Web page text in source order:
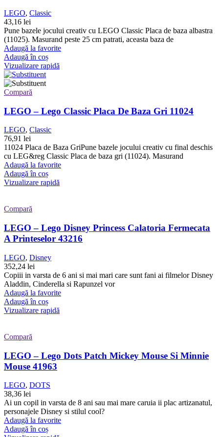
LEGO, Classic
43,16 lei
Pune bazele jocului creativ cu LEGO Classic Placa de baza albastra
(11025). Masurand peste 25 cm patrati, aceasta baza de
Adaugă la favorite
Adaugă în coș
Vizualizare rapidă
Compară
LEGO – Lego Classic Placa De Baza Gri 11024
LEGO, Classic
76,91 lei
11024 Placa de Baza GriPune bazele jocului creativ cu final deschis
cu LEG&reg Classic Placa de baza gri (11024). Masurand
Adaugă la favorite
Adaugă în coș
Vizualizare rapidă
Compară
LEGO – Lego Disney Princess Calatoria Fermecata
A Printeselor 43216
LEGO, Disney
352,24 lei
Copiii in varsta de 6 ani si mai mari care sunt fani ai filmelor Disney
Aladdin, Cinderella si Rapunzel vor
Adaugă la favorite
Adaugă în coș
Vizualizare rapidă
Compară
LEGO – Lego Dots Patch Mickey Mouse Si Minnie
Mouse 41963
LEGO, DOTS
38,36 lei
Ai un copil in varsta de 8 ani sau mai mare caruia ii plac artizanatul,
personajele Disney si stilul cool?
Adaugă la favorite
Adaugă în coș